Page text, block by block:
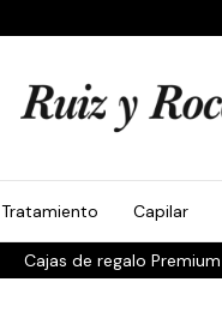
Cajas de regalo Premium
Tratamiento Capilar